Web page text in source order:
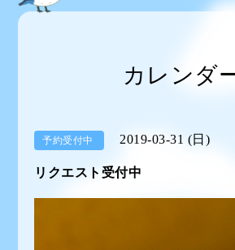
カレンダ
予約受付中 2019-03-31 (日)
リクエスト受付中